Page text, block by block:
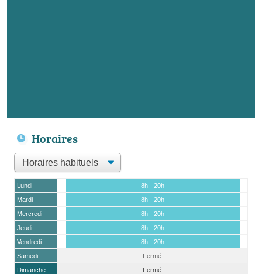
Horaires
Lundi
8h - 20h
Mardi
8h - 20h
Mercredi
8h - 20h
Jeudi
8h - 20h
Vendredi
8h - 20h
Samedi
Fermé
Dimanche
Fermé